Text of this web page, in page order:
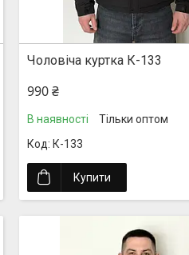
Чоловіча куртка К-133
990 ₴
В наявності
Тільки оптом
К-133
Купити